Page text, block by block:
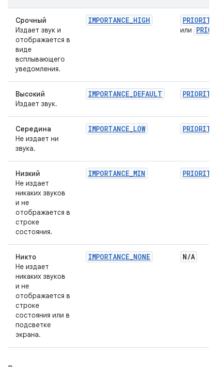
Срочный
Издает звук и
отображается в
виде
всплывающего
уведомления.
IMPORTANCE_HIGH
или
Высокий
Издает звук.
IMPORTANCE_DEFAULT
Середина
Не издает ни
звука.
IMPORTANCE_LOW
Низкий
Не издает
никаких звуков
и не
отображается в
строке
состояния.
IMPORTANCE_MIN
Никто
Не издает
никаких звуков
и не
отображается в
строке
состояния или в
подсветке
экрана.
IMPORTANCE_NONE N/A